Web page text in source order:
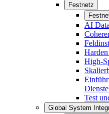
Festnetz
AI
High-
Test
Global System